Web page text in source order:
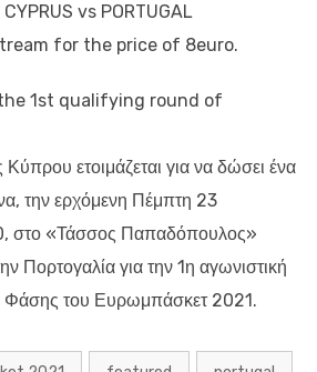
vs PORTUGAL
for the price of 8euro.
1st qualifying round of
ετοιμάζεται για να δώσει ένα
την ερχόμενη Πέμπτη 23
στο «Τάσσος Παπαδόπουλος»
Πορτογαλία για την 1η αγωνιστική
Φάσης του Ευρωμπάσκετ 2021.